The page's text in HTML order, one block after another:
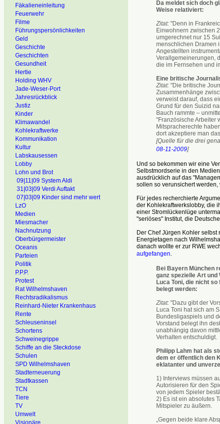
Fäkalieneinleitung
Feuerwehr
Filme
Führungspersönlichkeiten
Geld
Geschichte
Geschichten
Gesundheit
Hertie
Holding WHV
Jade-Weser-Port
Jahresrückblick
Justiz
Kinder
Klimawandel
Kohlekraftwerke
Kommunikation
Kultur
Labskausessen
Lobby
Lohn und Brot
09|11|09 System Aldi
31|03|09 Verdi Auftakt
07|03|09 Kinder sind mehr wert
LzO
Medien
Miesmacher
Nachnutzung
Oberbürgermeister
Oceanis
Parteien
Politik
P.P.P.
Protest
Rat Wilhelmshaven
Rechtsradikalismus
Reinhard-Nieter Krankenhaus
Rente
Schleuseninsel
Schortens
Schweinegrippe
Schiffe an die Steckdose
Schulen
SPD Wilhelmshaven
Stadterneuerung
Stadtkassen
TCN
Tiere
TV
Umwelt
Visionäre
Da meldet sich doch
Weise relativiert:
Zitat:"Denn in
Einwohnern zwischen
umgerechnet nur 15
menschlichen Dramen
Angestellten
Verallgemeinerungen,
die im Fernsehen und
Eine britische
Zitat:"Die britische
Zusammenhänge
verweist darauf, dass
Grund für den Suizid
Bauch rammte –
"Französische Arbeiter
Mitspracherechte
dort akzeptiere man
[Quelle für die drei
08-11-2009]
Und so bekommen wir eine
Selbstmordserie in den
ausdrücklich auf das
sollen so verunsichert
Für jedes recherchierte
der Kohlekraftwerkslobby, die
einer Stromlückenlüge
"seriöses" Institut, die
Der Chef Jürgen Kohler selbst
Energietagen nach
danach wollte er zur RWE
aufgefangen.
Bei Bayern München
ganz spezielle Art und
Luca Toni, die nicht
belegt werden:
Zitat:"Dazu gibt der
Luca Toni hat sich am
Bundesligaspiels und
Vorstand belegt ihn
unabhängig davon
Verhalten entschuldigt.
Philipp Lahm hat als
dem er öffentlich den
eklatanter und
1) Interviews müssen
Autorisieren für den
von jedem Spieler
2) Es ist ein absolutes
Mitspieler zu äußern.
„Gegen beide klare